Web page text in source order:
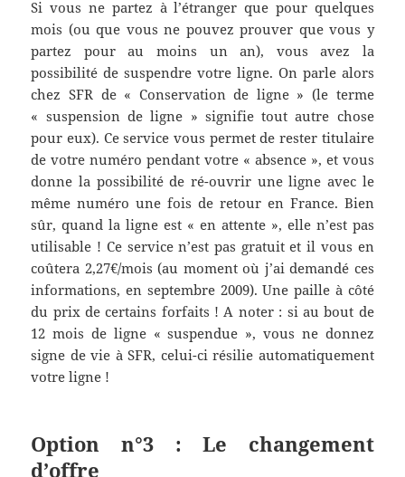
Si vous ne partez à l’étranger que pour quelques
mois (ou que vous ne pouvez prouver que vous y
partez pour au moins un an), vous avez la
possibilité de suspendre votre ligne. On parle alors
chez SFR de « Conservation de ligne » (le terme
« suspension de ligne » signifie tout autre chose
pour eux). Ce service vous permet de rester titulaire
de votre numéro pendant votre « absence », et vous
donne la possibilité de ré-ouvrir une ligne avec le
même numéro une fois de retour en France. Bien
sûr, quand la ligne est « en attente », elle n’est pas
utilisable ! Ce service n’est pas gratuit et il vous en
coûtera 2,27€/mois (au moment où j’ai demandé ces
informations, en septembre 2009). Une paille à côté
du prix de certains forfaits ! A noter : si au bout de
12 mois de ligne « suspendue », vous ne donnez
signe de vie à SFR, celui-ci résilie automatiquement
votre ligne !
Option n°3 : Le changement
d’offre